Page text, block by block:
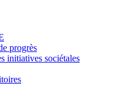
progrès
initiatives sociétales